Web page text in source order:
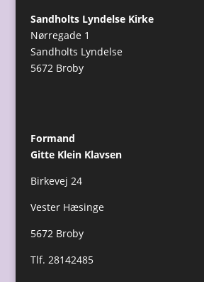
Sandholts Lyndelse Kirke
Nørregade 1
Sandholts Lyndelse
5672 Broby
Formand
Gitte Klein Klavsen
Birkevej 24
Vester Hæsinge
5672 Broby
Tlf. 28142485